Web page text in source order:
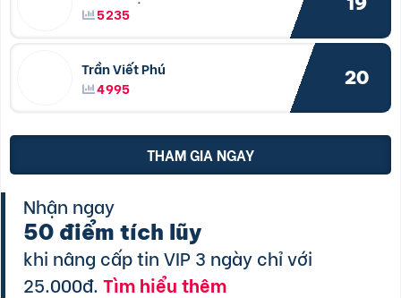
5235
Trần Viết Phú
4995
20
THAM GIA NGAY
Nhận ngay
50 điểm tích lũy
khi nâng cấp tin VIP 3 ngày chỉ với
25.000đ.Tìm hiểu thêm